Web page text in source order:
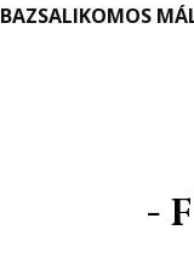
BAZSALIKOMOS
-